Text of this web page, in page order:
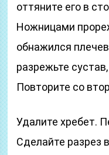
оттяните его в
Ножницами
обнажился
разрежьте
Повторите со
Удалите хребет.
Сделайте разрез